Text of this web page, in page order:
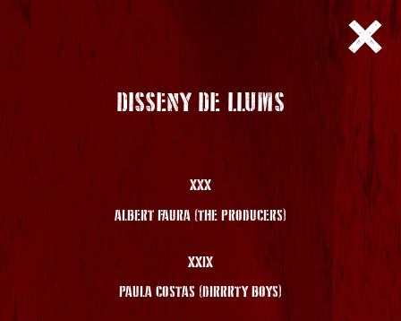
DISSENY DE LLUMS
XXX
ALBERT FAURA (THE PRODUCERS)
XXIX
PAULA COSTAS (DIRRRTY BOYS)